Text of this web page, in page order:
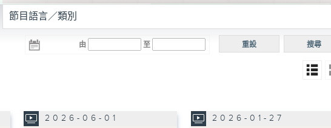
節目語言／類別
由 至 搜尋
重設
2026-06-01 2026-01-27